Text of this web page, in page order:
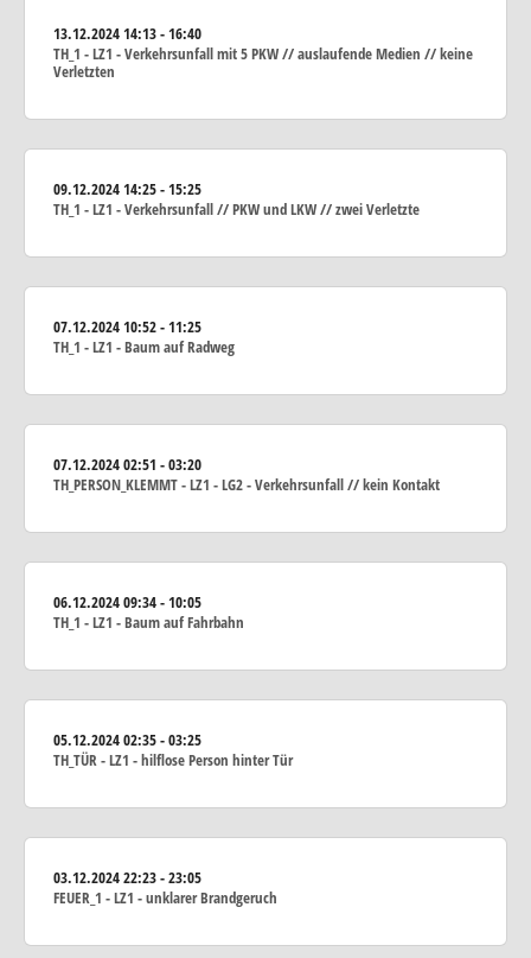
13.12.202414:13 - 16:40
TH_1 - LZ1 - Verkehrsunfall mit 5 PKW // auslaufende Medien // keine
Verletzten
09.12.202414:25 - 15:25
TH_1 - LZ1 - Verkehrsunfall // PKW und LKW // zwei Verletzte
07.12.202410:52 - 11:25
TH_1 - LZ1 - Baum auf Radweg
07.12.202402:51 - 03:20
TH_PERSON_KLEMMT - LZ1 - LG2 - Verkehrsunfall // kein Kontakt
06.12.202409:34 - 10:05
TH_1 - LZ1 - Baum auf Fahrbahn
05.12.202402:35 - 03:25
TH_TÜR - LZ1 - hilflose Person hinter Tür
03.12.202422:23 - 23:05
FEUER_1 - LZ1 - unklarer Brandgeruch